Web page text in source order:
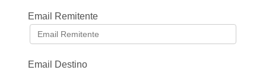
Email Remitente
Email Destino